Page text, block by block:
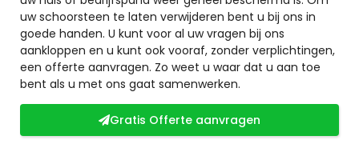
uw schoorsteen te laten verwijderen bent u bij ons in
goede handen. U kunt voor al uw vragen bij ons
aankloppen en u kunt ook vooraf, zonder verplichtingen,
een offerte aanvragen. Zo weet u waar dat u aan toe
bent als u met ons gaat samenwerken.
Gratis Offerte aanvragen